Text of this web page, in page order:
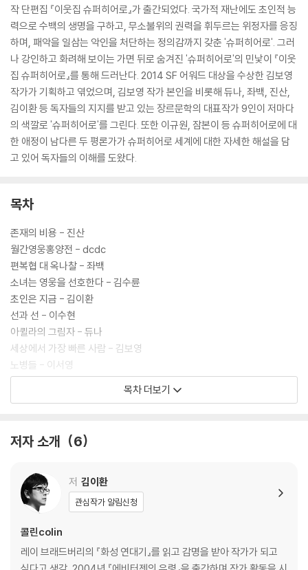
작 단편집 『이웃집 슈퍼히어로』가 출간되었다. 국가적 재난에도 초인적 능
력으로 수백의 생명을 구하고, 무소불위의 권력을 휘두르는 위정자를 응징
하며, 패악을 일삼는 악인을 처단하는 정의감까지 갖춘 '슈퍼히어로'. 그러
나 강인하고 화려해 보이는 가면 뒤로 숨겨진 '슈퍼히어로'의 민낯이 『이웃
집 슈퍼히어로』를 통해 드러난다. 2014 SF 어워드 대상을 수상한 김보영
작가가 기획하고 엮었으며, 김보영 작가 본인을 비롯해 듀나, 좌백, 진산,
김이환 등 독자들의 지지를 받고 있는 장르문학의 대표작가 9인이 저마다
의 색깔로 '슈퍼히어로'를 그린다. 또한 이규원, 잠본이 등 슈퍼히어로에 대
한 애정이 남다른 두 평론가가 슈퍼히어로 세계에 대한 자세한 해설을 담
고 있어 독자들의 이해를 도왔다.
목차
존재의 비용 - 진산
월간영웅홍양전 - dcdc
편복협 대 옥나찰 - 좌백
소녀는 영웅을 선호한다 - 김수륜
초인은 지금 - 김이환
선과 선 - 이수현
아퀼라의 그림자 - 듀나
세상에서 가장 빠른 사람 - 김보영
노병들 - 이서영
문자의 세계로 여행을 떠난 영웅 - 잠본이
슈퍼히어로 팬들이 쓰는 슈퍼히어로 이야기! - 이규원
목차 더보기
저자 소개 6
저 김이환
관심작가 알림신청
콜린colin
레이 브래드버리의 『화성 연대기』를 읽고 감명을 받아 작가가 되고